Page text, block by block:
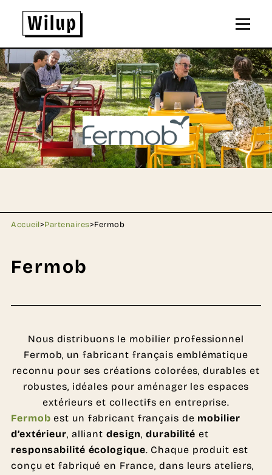
Revenir sur la page d'accueil
Accueil>Partenaires>Fermob
Fermob
Nous distribuons le mobilier professionnel
Fermob, un fabricant français emblématique
reconnu pour ses créations colorées, durables et
robustes, idéales pour aménager les espaces
extérieurs et collectifs en entreprise.
Fermob est un fabricant français de mobilier
d’extérieur, alliant design,durabilité et
responsabilité écologique. Chaque produit est
conçu et fabriqué en France, dans leurs ateliers,